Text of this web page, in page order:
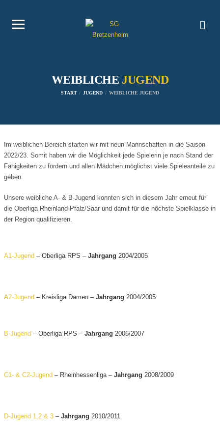
WEIBLICHE JUGEND
START JUGEND WEIBLICHE JUGEND
Im weiblichen Bereich starten wir mit neun Mannschaften in die Saison
2022/23. Somit haben wir die Möglichkeit jede Spielerin je nach Stand der
Fähigkeiten zu fördern und allen Mädchen möglichst viele Spieleanteile zu
geben.
Unsere weibliche A- & B-Jugend konnten sich in diesem Jahr erneut für
die Oberliga Rheinland-Pfalz/Saar und damit für die höchste Spielklasse in
der Region qualifizieren.
A1-Jugend – Oberliga RPS – Jahrgang 2004/2005
A2-Jugend – Kreisliga Damen – Jahrgang 2004/2005
B-Jugend – Oberliga RPS – Jahrgang 2006/2007
C1- & C2-Jugend – Rheinhessenliga – Jahrgang 2008/2009
D-Jugend 1,2 & 3 – Jahrgang 2010/2011